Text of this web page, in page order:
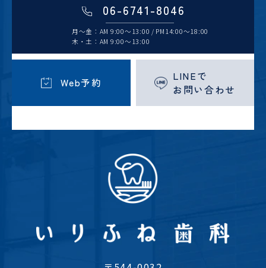
06-6741-8046
月～金：AM 9:00～13:00 / PM14:00～18:00
木・土：AM 9:00～13:00
Web予約
LINEで
お問い合わせ